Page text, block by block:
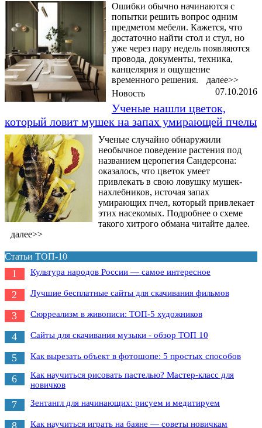
Ошибки обычно начинаются с
попытки решить вопрос одним
предметом мебели. Кажется, что
достаточно найти стол и стул, но
уже через пару недель появляются
провода, документы, техника,
канцелярия и ощущение
временного решения.
далее>>
07.10.2016
Новость
Ученые нашли цветок,
который ловит мушек на запах умирающей пчелы
Ученые случайно обнаружили
необычное поведение растения под
названием церопегия Сандерсона:
оказалось, что цветок умеет
привлекать в свою ловушку мушек-
нахлебников, источая запах
умирающих пчел, который привлекает
этих насекомых. Подробнее о схеме
такого хитрого обмана читайте далее.
далее>>
Статьи ТОП-10
1 Культура народов России — самое интересное
2 Лучшие бесплатные сайты для скачивания фильмов
3 Сюрреализм в живописи: ТОП-5 художников
4 Сайты для скачивания музыки - обзор ТОП 10
5 Как вырезать объект в фотошопе: 5 простых способов
6
Как научиться рисовать пастелью? Мастер-класс для
новичков
7 Зентангл для начинающих: рисуем и медитируем
8 Как научиться играть на баяне — советы новичкам